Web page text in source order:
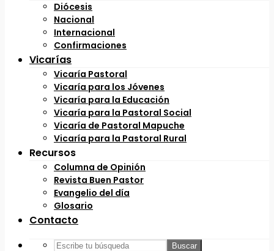
Diócesis
Nacional
Internacional
Confirmaciones
Vicarías
Vicaría Pastoral
Vicaría para los Jóvenes
Vicaría para la Educación
Vicaría para la Pastoral Social
Vicaría de Pastoral Mapuche
Vicaría para la Pastoral Rural
Recursos
Columna de Opinión
Revista Buen Pastor
Evangelio del día
Glosario
Contacto
Buscar